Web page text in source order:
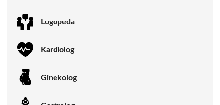
Logopeda
Kardiolog
Ginekolog